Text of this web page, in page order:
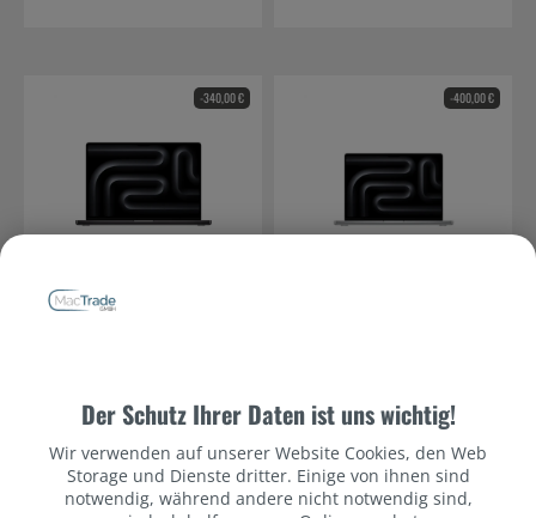
-340,00 €
RP 2514 // Apple
24GB Space Schwarz -
2.459,00 €*
-400,00 €
2024
1.499,00 €*
Der Schutz Ihrer Daten ist uns wichtig!
Wir verwenden auf unserer Website Cookies, den Web
Storage und Dienste dritter. Einige von ihnen sind
notwendig, während andere nicht notwendig sind,